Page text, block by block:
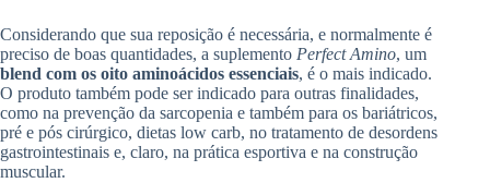
Considerando que sua reposição é necessária, e normalmente é
preciso de boas quantidades, a suplemento Perfect Amino, um
blend com os oito aminoácidos essenciais, é o mais indicado.
O produto também pode ser indicado para outras finalidades,
como na prevenção da sarcopenia e também para os bariátricos,
pré e pós cirúrgico, dietas low carb, no tratamento de desordens
gastrointestinais e, claro, na prática esportiva e na construção
muscular.